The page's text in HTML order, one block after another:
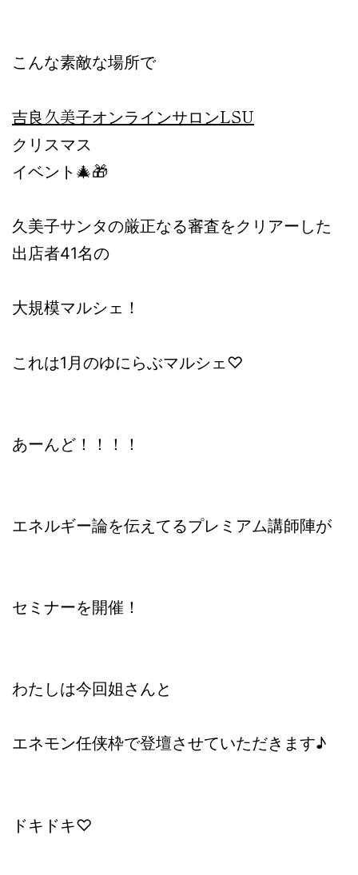
こんな素敵な場所で
吉良久美子オンラインサロンLSU
クリスマス
イベント🎄🎁
久美子サンタの厳正なる審査をクリアーした
出店者41名の
大規模マルシェ！
これは1月のゆにらぶマルシェ♡
あーんど！！！！
エネルギー論を伝えてるプレミアム講師陣が
セミナーを開催！
わたしは今回姐さんと
エネモン任侠枠で登壇させていただきます♪
ドキドキ♡